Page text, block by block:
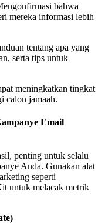
bahwa
mereka informasi lebih
tentang apa yang
serta tips untuk
meningkatkan tingkat
calon jamaah.
Email
penting untuk selalu
Anda. Gunakan alat
seperti
untuk melacak metrik